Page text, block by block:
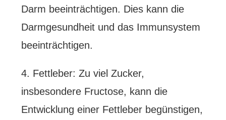
Darm beeinträchtigen. Dies kann die
Darmgesundheit und das Immunsystem
beeinträchtigen.
4. Fettleber: Zu viel Zucker,
insbesondere Fructose, kann die
Entwicklung einer Fettleber begünstigen,